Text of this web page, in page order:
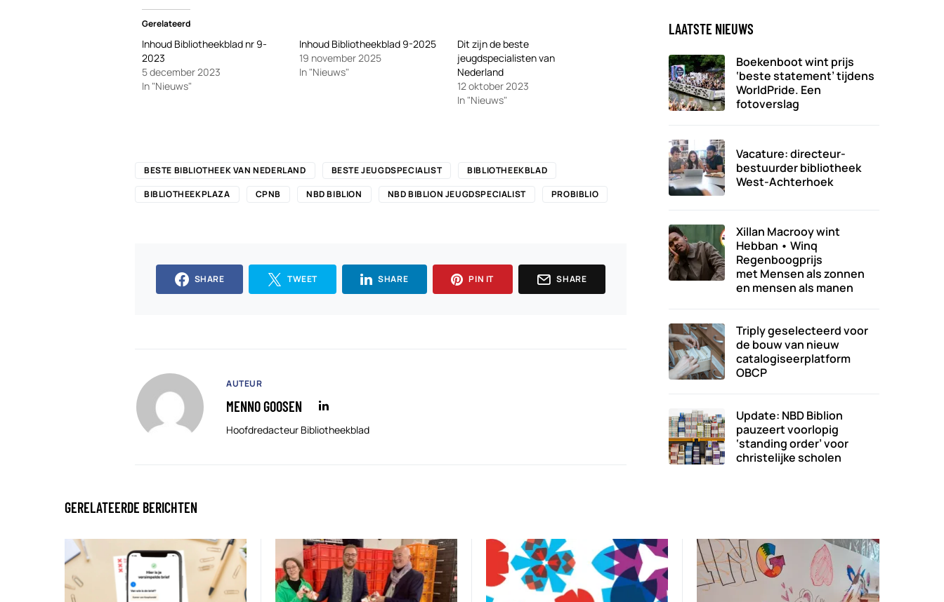
Gerelateerd
Inhoud Bibliotheekblad nr 9-
2023
5 december 2023
In "Nieuws"
Inhoud Bibliotheekblad 9-2025
19 november 2025
In "Nieuws"
Dit zijn de beste
jeugdspecialisten van
Nederland
12 oktober 2023
In "Nieuws"
BESTE BIBLIOTHEEK VAN NEDERLAND BESTE JEUGDSPECIALIST
BIBLIOTHEEKBLAD
BIBLIOTHEEKPLAZA
CPNB NBD BIBLION NBD BIBLION JEUGDSPECIALIST PROBIBLIO
SHARE TWEET SHARE PIN IT SHARE
AUTEUR
MENNO GOOSEN
Hoofdredacteur Bibliotheekblad
LAATSTE NIEUWS
Boekenboot wint prijs
‘beste statement’ tijdens
WorldPride. Een
fotoverslag
Vacature: directeur-
bestuurder bibliotheek
West-Achterhoek
Xillan Macrooy wint
Hebban • Winq
Regenboogprijs
met Mensen als zonnen
en mensen als manen
Triply geselecteerd voor
de bouw van nieuw
catalogiseerplatform
OBCP
Update: NBD Biblion
pauzeert voorlopig
‘standing order’ voor
christelijke scholen
GERELATEERDE BERICHTEN